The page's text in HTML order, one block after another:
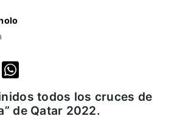
todos los cruces de
de Qatar 2022.